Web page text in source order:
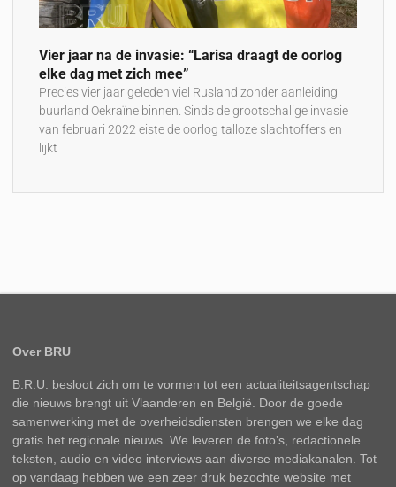
Vier jaar na de invasie: “Larisa draagt de oorlog
elke dag met zich mee”
Precies vier jaar geleden viel Rusland zonder aanleiding
buurland Oekraïne binnen. Sinds de grootschalige invasie
van februari 2022 eiste de oorlog talloze slachtoffers en
lijkt
Over BRU
B.R.U. besloot zich om te vormen tot een actualiteitsagentschap
die nieuws brengt uit Vlaanderen en België. Door de goede
samenwerking met de overheidsdiensten brengen we elke dag
gratis het regionale nieuws. We leveren de foto’s, redactionele
teksten, audio en video interviews aan diverse mediakanalen. Tot
op vandaag hebben we een zeer druk bezochte website met